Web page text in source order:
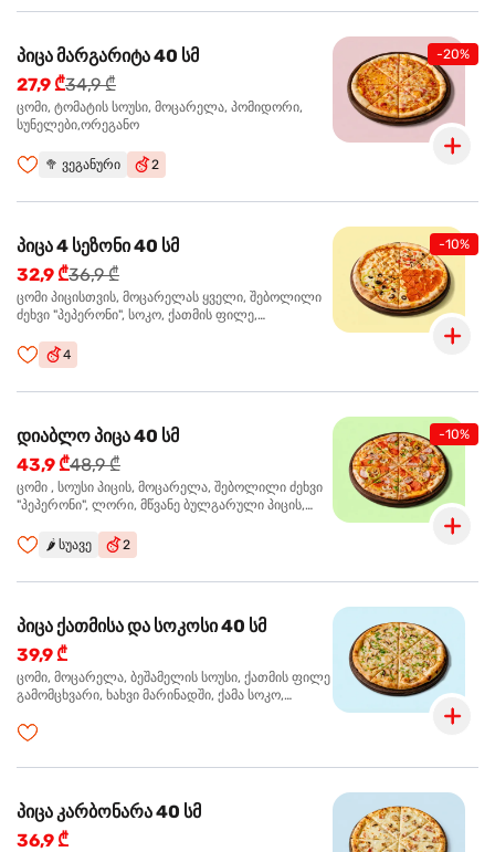
-20%
პიცა მარგარიტა 40 სმ
27,9 ₾34,9 ₾
ცომი, ტომატის სოუსი, მოცარელა, პომიდორი,
სუნელები,ორეგანო
🥦 ვეგანური 2
-10%
პიცა 4 სეზონი 40 სმ
32,9 ₾36,9 ₾
ცომი პიცისთვის, მოცარელას ყველი, შებოლილი
ძეხვი "პეპერონი", სოკო, ქათმის ფილე,
4
-10%
დიაბლო პიცა 40 სმ
43,9 ₾48,9 ₾
ცომი , სოუსი პიცის, მოცარელა, შებოლილი ძეხვი
"პეპერონი", ლორი, მწვანე ბულგარული პიცის,
🌶️ სუავე 2
პიცა ქათმისა და სოკოსი 40 სმ
39,9 ₾
ცომი, მოცარელა, ბეშამელის სოუსი, ქათმის ფილე
გამომცხვარი, ხახვი მარინადში, ქამა სოკო,
პიცა კარბონარა 40 სმ
36,9 ₾